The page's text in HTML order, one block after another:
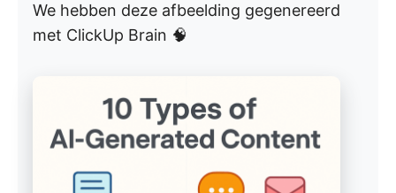
We hebben deze afbeelding gegenereerd
met ClickUp Brain 🧠